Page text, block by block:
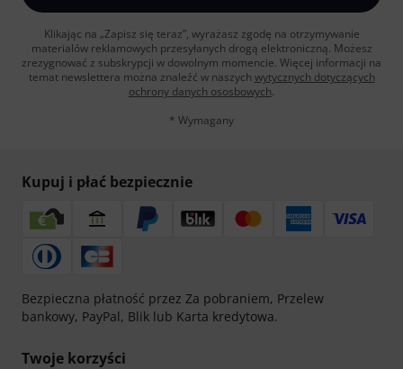
Klikając na „Zapisz się teraz”, wyrażasz zgodę na otrzymywanie
materialów reklamowych przesyłanych drogą elektroniczną. Możesz
zrezygnować z subskrypcji w dowolnym momencie. Więcej informacji na
temat newslettera można znaleźć w naszych wytycznych dotyczących
ochrony danych ososbowych.
* Wymagany
Kupuj i płać bezpiecznie
Bezpieczna płatność przez Za pobraniem, Przelew
bankowy, PayPal, Blik lub Karta kredytowa.
Twoje korzyści